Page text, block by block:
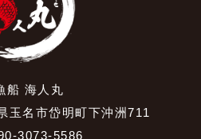
船 海人丸
玉名市岱明町下沖洲711
3073-5586